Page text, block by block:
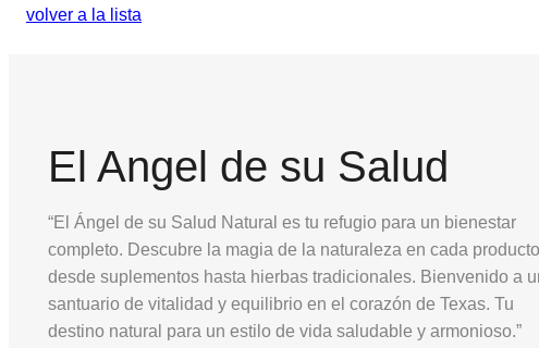
volver a la lista
El Angel de su Salud
“El Ángel de su Salud Natural es tu refugio para un bienestar
completo. Descubre la magia de la naturaleza en cada
desde suplementos hasta hierbas tradicionales. Bienvenido a
santuario de vitalidad y equilibrio en el corazón de Texas. Tu
destino natural para un estilo de vida saludable y armonioso.”